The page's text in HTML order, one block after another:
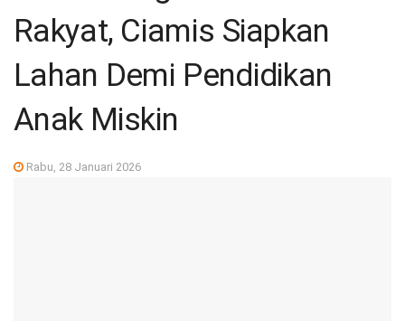
Rakyat, Ciamis Siapkan
Lahan Demi Pendidikan
Anak Miskin
Rabu, 28 Januari 2026